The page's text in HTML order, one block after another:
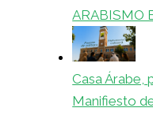
ARABISMO
Casa Árabe,
Manifiesto